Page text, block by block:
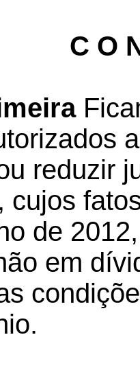
C O
reduzir
cujos
de
em